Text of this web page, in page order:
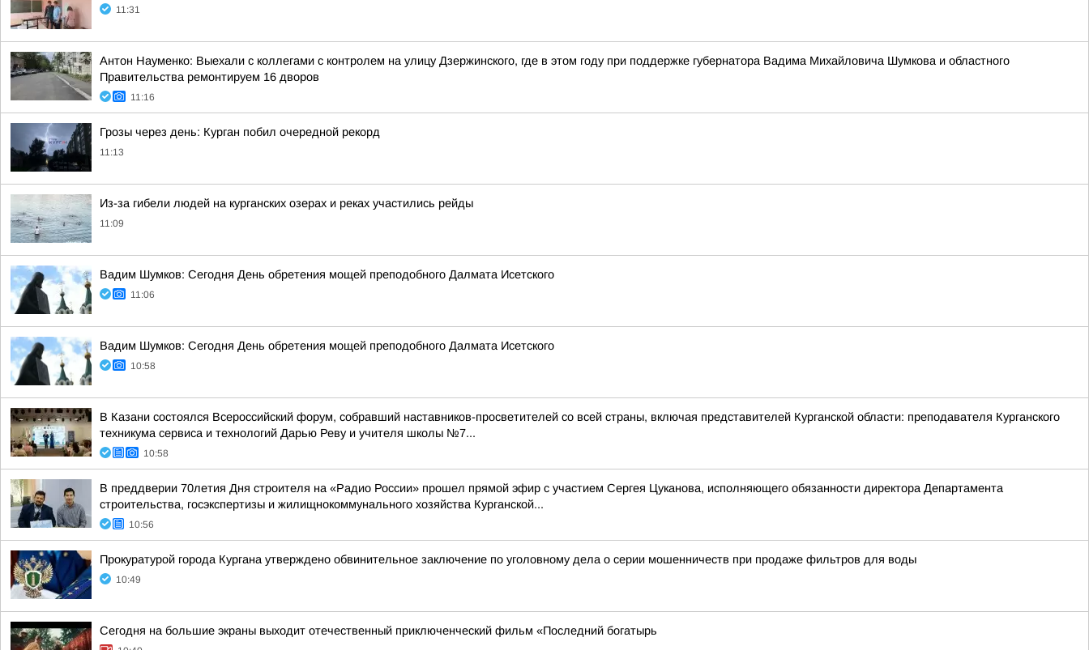
11:31
Антон Науменко: Выехали с коллегами с контролем на улицу Дзержинского, где в этом году при поддержке губернатора Вадима Михайловича Шумкова и областного
Правительства ремонтируем 16 дворов
11:16
Грозы через день: Курган побил очередной рекорд
11:13
Из-за гибели людей на курганских озерах и реках участились рейды
11:09
Вадим Шумков: Сегодня День обретения мощей преподобного Далмата Исетского
11:06
Вадим Шумков: Сегодня День обретения мощей преподобного Далмата Исетского
10:58
В Казани состоялся Всероссийский форум, собравший наставников-просветителей со всей страны, включая представителей Курганской области: преподавателя Курганского
техникума сервиса и технологий Дарью Реву и учителя школы №7...
10:58
В преддверии 70летия Дня строителя на «Радио России» прошел прямой эфир с участием Сергея Цуканова, исполняющего обязанности директора Департамента
строительства, госэкспертизы и жилищнокоммунального хозяйства Курганской...
10:56
Прокуратурой города Кургана утверждено обвинительное заключение по уголовному дела о серии мошенничеств при продаже фильтров для воды
10:49
Сегодня на большие экраны выходит отечественный приключенческий фильм «Последний богатырь